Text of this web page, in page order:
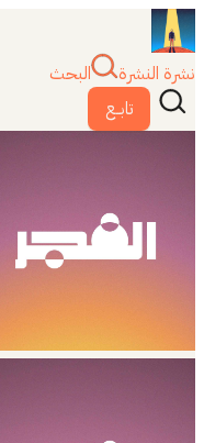
نشرة النشرة
البحث
تابــع